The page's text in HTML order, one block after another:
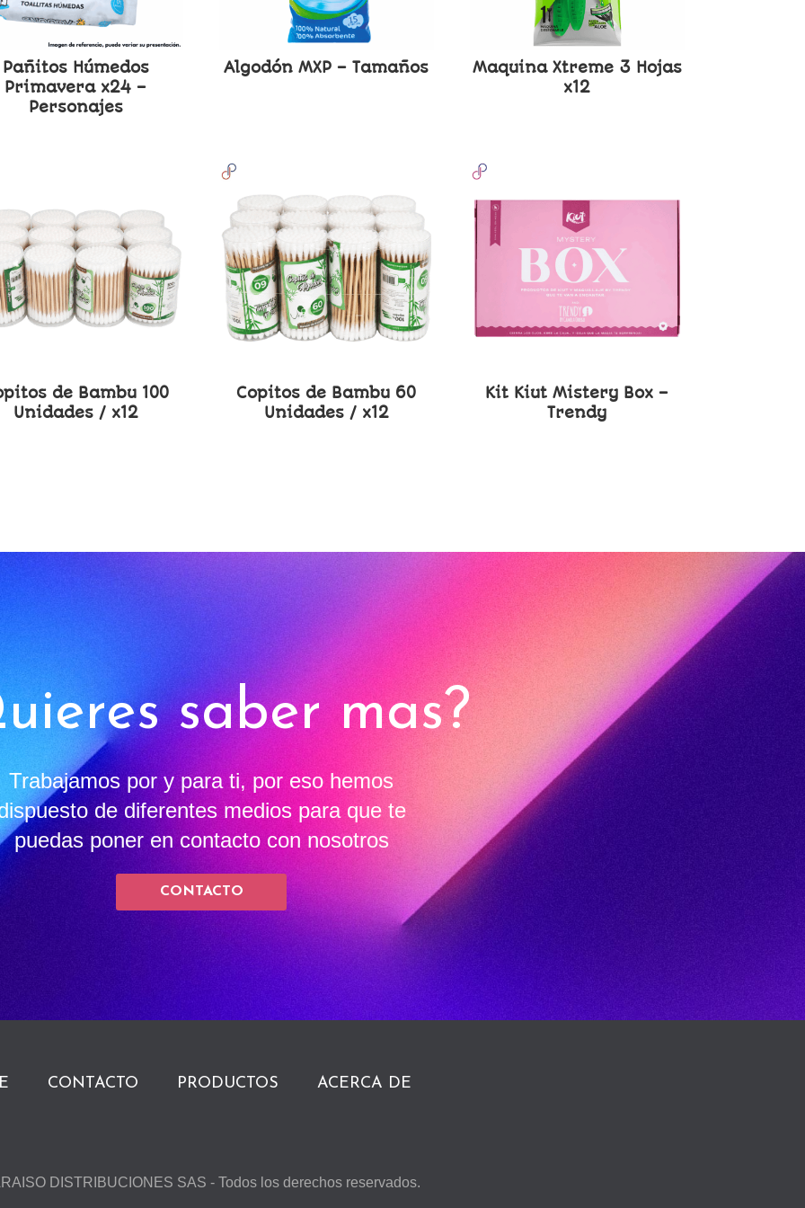
Pañitos Húmedos
Primavera x24 –
Personajes
Algodón MXP – Tamaños
Maquina Xtreme 3 Hojas
x12
de Bambu 100
Unidades / x12
Copitos de Bambu 60
Unidades / x12
Kit Kiut Mistery Box –
Trendy
saber mas?
Trabajamos por y para ti, por eso hemos
de diferentes medios para que te
puedas poner en contacto con nosotros
CONTACTO
CONTACTO PRODUCTOS ACERCA DE
DISTRIBUCIONES SAS - Todos los derechos reservados.